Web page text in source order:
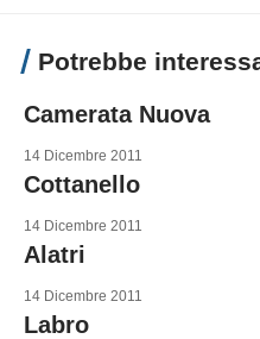
Potrebbe
Camerata Nuova
14 Dicembre 2011
Cottanello
14 Dicembre 2011
Alatri
14 Dicembre 2011
Labro